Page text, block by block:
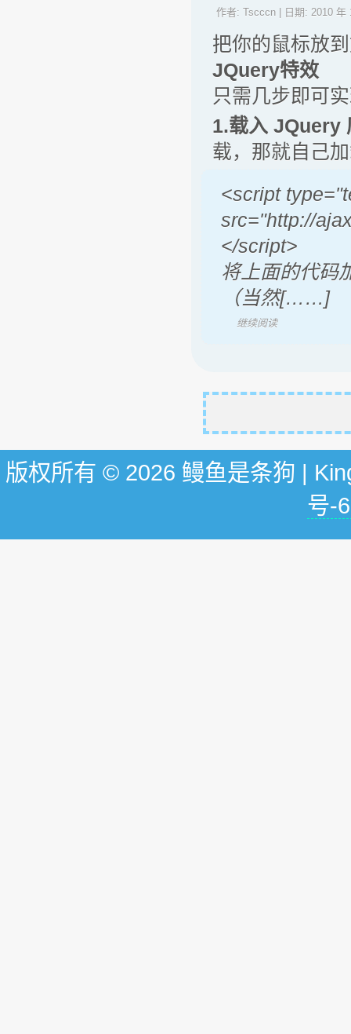
作者: Tscccn | 日期: 2010 年
把你的鼠标放
JQuery特效
只需几步即可
1.载入 JQuery
载，那就自己
<script
src="http://
</script>
将上面的代码
（当然[……]
继续阅读
版权所有 © 2026 鳗鱼是条狗 |
号-